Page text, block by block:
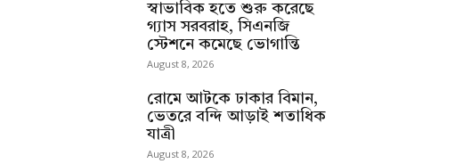
স্বাভাবিক হতে শুরু করেছে
গ্যাস সরবরাহ, সিএনজি
স্টেশনে কমেছে ভোগান্তি
August 8, 2026
রোমে আটকে ঢাকার বিমান,
ভেতরে বন্দি আড়াই শতাধিক
যাত্রী
August 8, 2026